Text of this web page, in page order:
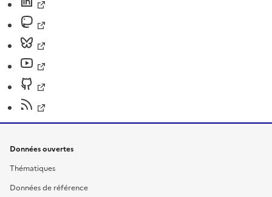
Données ouvertes
Thématiques
Données de référence